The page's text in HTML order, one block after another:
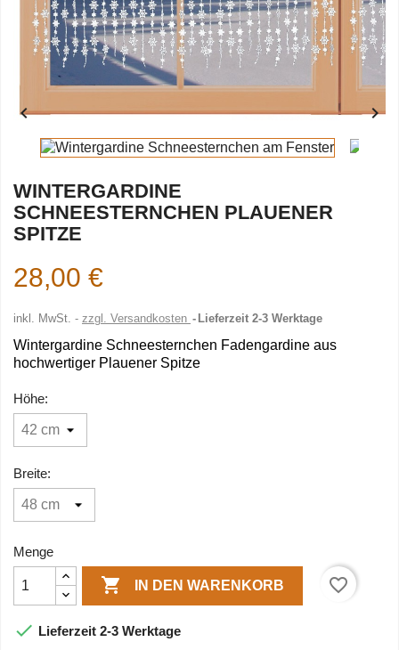
 
WINTERGARDINE
SCHNEESTERNCHEN PLAUENER
SPITZE
28,00 €
inkl. MwSt. zzgl. Versandkosten Lieferzeit 2-3 Werktage
Wintergardine Schneesternchen Fadengardine aus
hochwertiger Plauener Spitze
Höhe:
Breite:
Menge
 IN DEN WARENKORB favorite_border
 Lieferzeit 2-3 Werktage